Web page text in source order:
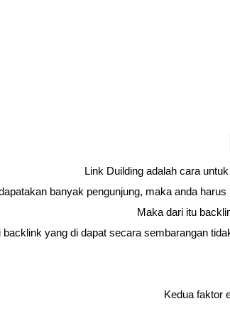
Link Duilding adalah cara
banyak pengunjung, maka anda
Maka dari itu
backlink yang di dapat secara sembarangan
Kedua faktor